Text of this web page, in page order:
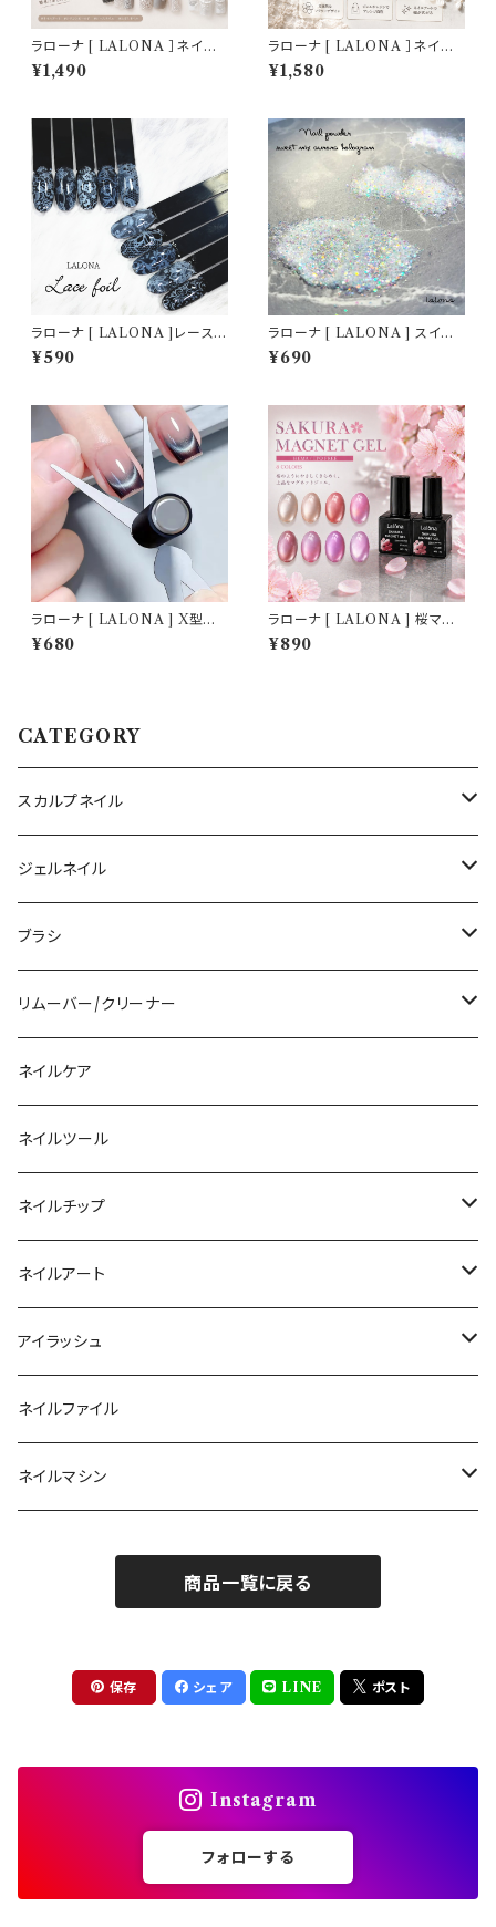
ラローナ [ LALONA ］ネイル
シリコンモールド ( レース柄 / 3
タイプから ) ジェルネイル/レジ
¥1,490
ラローナ [ LALONA ］ネイル
シリコンモールド ( フラワーネイ
ル ) ジェルネイル/レジン/ハンド
¥1,580
ラローナ [ LALONA ]レース
柄転写フィルム( 003 )( 10種セ
ット20cm) ジェルネイル/ネイル
¥590
ラローナ [ LALONA ] スイー
トミックスオーロラフレーク( 2g
)( 3Type ) ホワイトオーロラ/ラ
¥690
ラローナ [ LALONA ] X型マ
グネットツール ( マグネット無し
) ジェルネイル/フレンチマグネッ
¥680
ラローナ [ LALONA ] 桜マグ
ネットジェル( ポリッシュタイプ )
( 5g ) ジェルネイル/ネイル/セ
¥890
CATEGORY
スカルプネイル
アクリルジェル
アクリルリキッド
その他ツール
ジェルネイル
トップジェル
ベースジェル
ファンクションジェル
カラージェル
ベーシックカラージェル
マグネットジェル
ブラシ
ジェルブラシ
アクリルブラシ
マグネット
その他
リムーバー/クリーナー
リムーバー
クリーナー
アセトン
エタノール
ネイルケア
ネイルツール
ネイルチップ
ノーマルチップ
ソフトジェルチップ
ツール
ネイルアート
パール
パウダー
ストーン
ドライフラワー
アイラッシュ
まつげ
グルー/リムーバー
ネイルファイル
ネイルマシン
商品一覧に戻る
保存 シェア LINE ポスト
Instagram
フォローする